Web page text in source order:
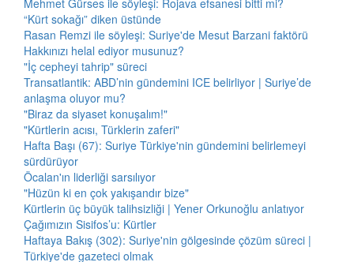
Mehmet Gürses ile söyleşi: Rojava efsanesi bitti mi?
“Kürt sokağı” diken üstünde
Rasan Remzi ile söyleşi: Suriye'de Mesut Barzani faktörü
Hakkınızı helal ediyor musunuz?
"İç cepheyi tahrip" süreci
Transatlantik: ABD’nin gündemini ICE belirliyor | Suriye’de
anlaşma oluyor mu?
"Biraz da siyaset konuşalım!"
"Kürtlerin acısı, Türklerin zaferi"
Hafta Başı (67): Suriye Türkiye'nin gündemini belirlemeyi
sürdürüyor
Öcalan'ın liderliği sarsılıyor
"Hüzün ki en çok yakışandır bize"
Kürtlerin üç büyük talihsizliği | Yener Orkunoğlu anlatıyor
Çağımızın Sisifos’u: Kürtler
Haftaya Bakış (302): Suriye'nin gölgesinde çözüm süreci |
Türkiye'de gazeteci olmak